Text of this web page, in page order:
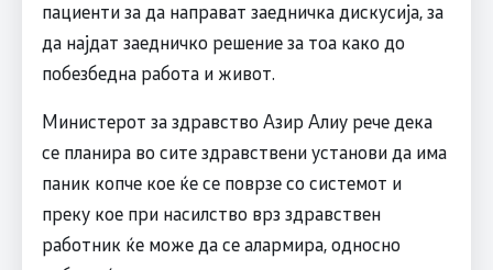
пациенти за да направат заедничка дискусија, за
да најдат заедничко решение за тоа како до
побезбедна работа и живот.
Министерот за здравство Азир Алиу рече дека
се планира во сите здравствени установи да има
паник копче кое ќе се поврзе со системот и
преку кое при насилство врз здравствен
работник ќе може да се алармира, односно